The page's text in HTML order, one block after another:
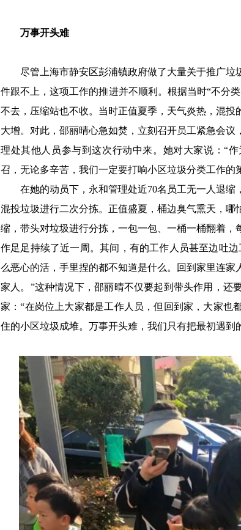
万事开头难
尽管上海市静安区彭浦镇政府做了大量关于推广
件跟不上，这项工作的推进并不顺利。根据当时“不分
不去，压缩站也不收。当时正值夏季，天气炎热，混
大增。对此，邵丽晴心急如焚，立刻召开员工紧急会
理处其他人员参与到这次行动中来。她对大家说：“
召，无论多辛苦，我们一定要打响小区垃圾分类工作的
在她的动员下，永和管理处近70名员工无一人退缩
混投垃圾进行二次分拣。正值盛夏，桶边臭气熏天，
缩，带头对垃圾进行分拣，一包一包、一桶一桶翻着，
作足足持续了近一周。其间，有的工作人员甚至边吐
么恶心的活，手里捏的都不知道是什么。回到家里连
家人。”这种情况下，邵丽晴不仅要起到带头作用，还
家：“在岗位上大家都是工作人员，但回到家，大家也
住的小区垃圾成堆。万事开头难，我们只有把最初遇